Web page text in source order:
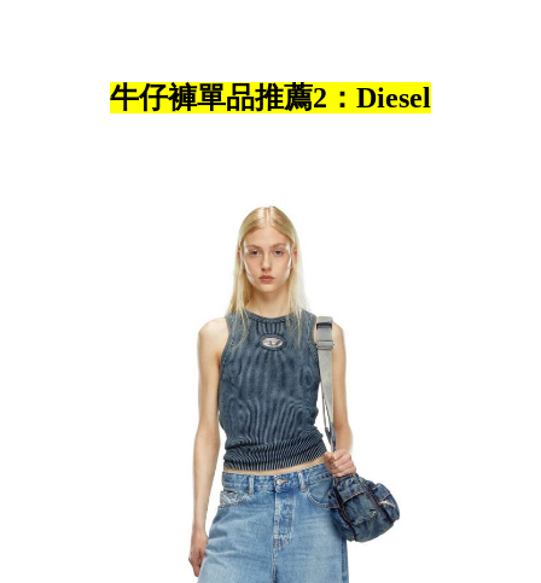
牛仔褲單品推薦2：Diesel